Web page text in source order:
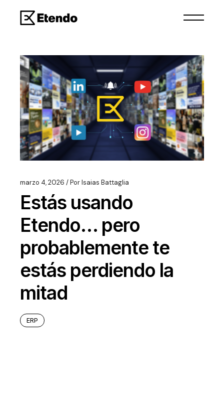
marzo 4, 2026 PorIsaias Battaglia
Estás usando
Etendo… pero
probablemente te
estás perdiendo la
mitad
ERP